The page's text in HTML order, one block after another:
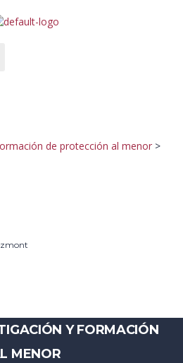
de protección al menor >
Y FORMACIÓN
MENOR